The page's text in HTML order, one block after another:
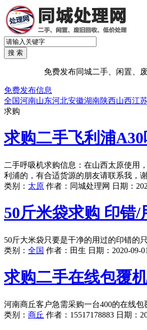
免费发布同城二手、闲置、
免费发布信息
全国河南山东河北安徽湖南陕西山西江
求购
求购二手飞利浦
二手呼吸机求购信息：在山西太原使用
利浦的，有合适货源的朋友请联系我，
类别： 太原 作者： 同城处理网 日期：
50斤米袋求购 印错/
50斤大米袋只要是干净的用过的印错的
类别： 全国 作者： 田生 日期： 2020-09-01
求购二手在线包覆
河南商丘客户急需采购一台400的在线
类别： 商丘 作者： 15517178883 日期：